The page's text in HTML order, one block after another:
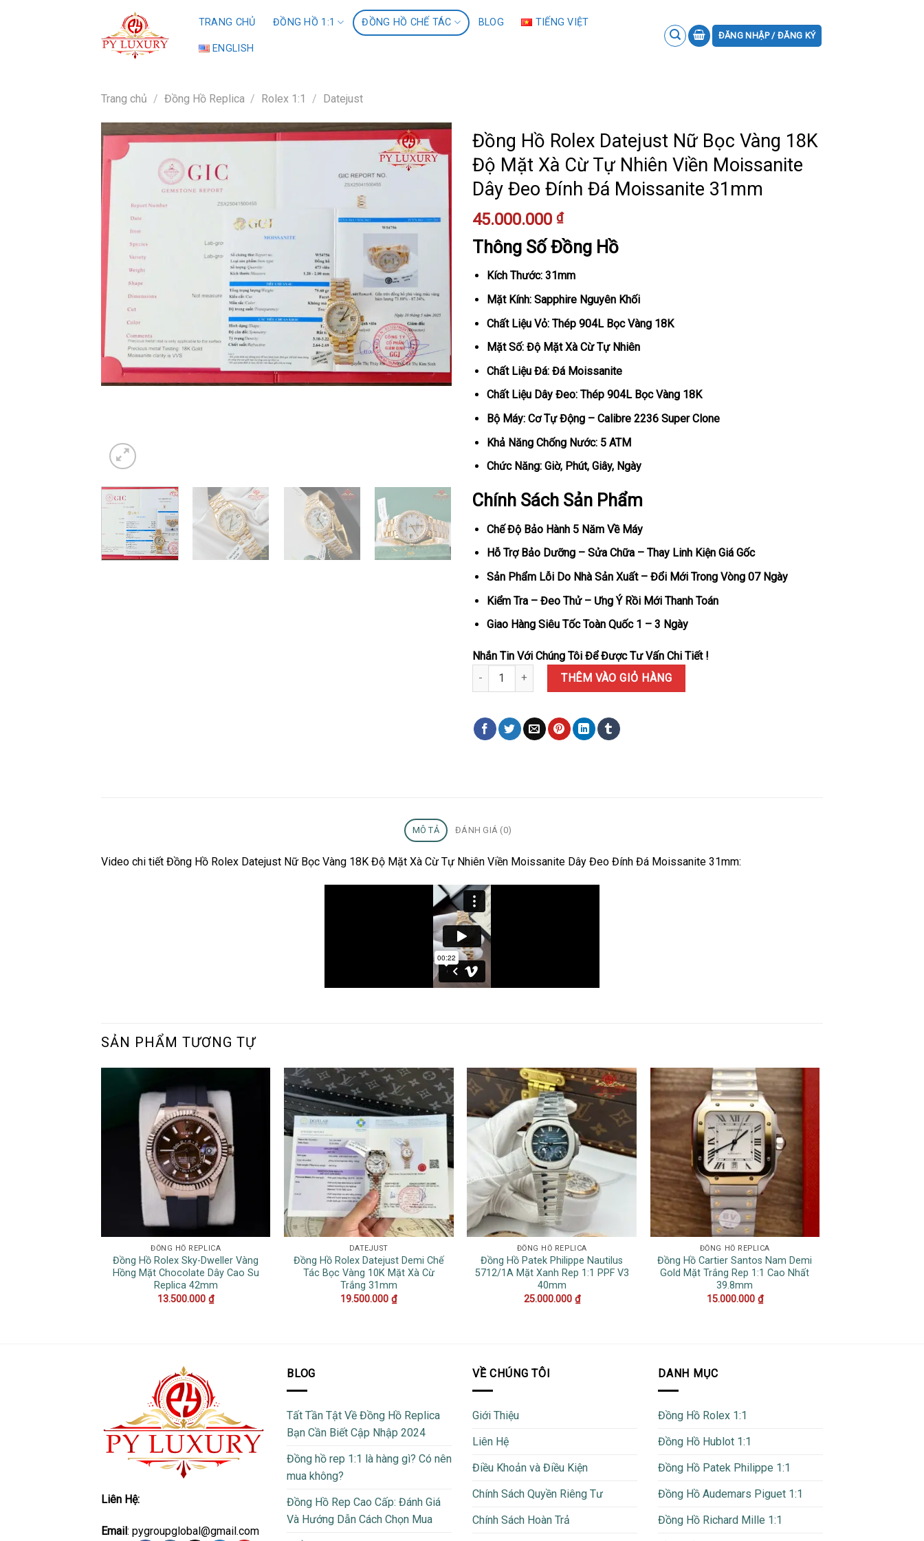
TRANG CHỦ ĐỒNG HỒ 1:1 ĐỒNG HỒ CHẾ TÁC BLOG TIẾNG VIỆT
ENGLISH
ĐĂNG NHẬP / ĐĂNG KÝ
Trang chủ / Đồng Hồ Replica / Rolex 1:1 / Datejust
Đồng Hồ Rolex Datejust Nữ Bọc Vàng 18K
Độ Mặt Xà Cừ Tự Nhiên Viền Moissanite
Dây Đeo Đính Đá Moissanite 31mm
45.000.000 ₫
Thông Số Đồng Hồ
Kích Thước: 31mm
Mặt Kính: Sapphire Nguyên Khối
Chất Liệu Vỏ: Thép 904L Bọc Vàng 18K
Mặt Số: Độ Mặt Xà Cừ Tự Nhiên
Chất Liệu Đá: Đá Moissanite
Chất Liệu Dây Đeo: Thép 904L Bọc Vàng 18K
Bộ Máy: Cơ Tự Động – Calibre 2236 Super Clone
Khả Năng Chống Nước: 5 ATM
Chức Năng: Giờ, Phút, Giây, Ngày
Chính Sách Sản Phẩm
Chế Độ Bảo Hành 5 Năm Về Máy
Hỗ Trợ Bảo Dưỡng – Sửa Chữa – Thay Linh Kiện Giá Gốc
Sản Phẩm Lỗi Do Nhà Sản Xuất – Đổi Mới Trong Vòng 07 Ngày
Kiểm Tra – Đeo Thử – Ưng Ý Rồi Mới Thanh Toán
Giao Hàng Siêu Tốc Toàn Quốc 1 – 3 Ngày
Nhắn Tin Với Chúng Tôi Để Được Tư Vấn Chi Tiết !
Đồng Hồ Rolex Datejust Nữ Bọc Vàng 18K Độ Mặt Xà Cừ Tự Nhiên Viền Moissanite Dây Đeo Đính Đá
THÊM VÀO GIỎ HÀNG
MÔ TẢ ĐÁNH GIÁ (0)
Video chi tiết Đồng Hồ Rolex Datejust Nữ Bọc Vàng 18K Độ Mặt Xà Cừ Tự Nhiên Viền Moissanite Dây Đeo Đính Đá Moissanite 31mm:
SẢN PHẨM TƯƠNG TỰ
ĐỒNG HỒ REPLICA
Đồng Hồ Rolex Sky-Dweller Vàng
Hồng Mặt Chocolate Dây Cao Su
Replica 42mm
13.500.000₫
DATEJUST
Đồng Hồ Rolex Datejust Demi Chế
Tác Bọc Vàng 10K Mặt Xà Cừ
Trắng 31mm
19.500.000₫
ĐỒNG HỒ REPLICA
Đồng Hồ Patek Philippe Nautilus
5712/1A Mặt Xanh Rep 1:1 PPF V3
40mm
25.000.000 ₫
ĐỒNG HỒ REPLICA
Đồng Hồ Cartier Santos Nam Demi
Gold Mặt Trắng Rep 1:1 Cao Nhất
39.8mm
15.000.000 ₫
Liên Hệ:
Email: pygroupglobal@gmail.com
BLOG
Tất Tần Tật Về Đồng Hồ Replica
Bạn Cần Biết Cập Nhập 2024
Đồng hồ rep 1:1 là hàng gì? Có nên
mua không?
Đồng Hồ Rep Cao Cấp: Đánh Giá
Và Hướng Dẫn Cách Chọn Mua
VỀ CHÚNG TÔI
Giới Thiệu
Liên Hệ
Điều Khoản và Điều Kiện
Chính Sách Quyền Riêng Tư
Chính Sách Hoàn Trả
DANH MỤC
Đồng Hồ Rolex 1:1
Đồng Hồ Hublot 1:1
Đồng Hồ Patek Philippe 1:1
Đồng Hồ Audemars Piguet 1:1
Đồng Hồ Richard Mille 1:1